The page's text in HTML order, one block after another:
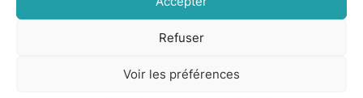
Refuser
Voir les préférences
climatisation réversible.